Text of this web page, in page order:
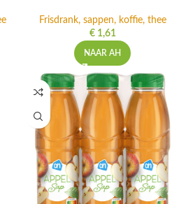
Frisdrank, sappen, koffie, thee
€1,61
NAAR AH